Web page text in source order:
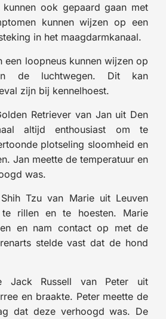
kunnen ook gepaard gaan met
kunnen wijzen op een
in het maagdarmkanaal.
een loopneus kunnen wijzen op
de luchtwegen. Dit kan
zijn bij kennelhoest.
Retriever van Jan uit Den
altijd enthousiast om te
plotseling sloomheid en
Jan meette de temperatuur en
was.
Tzu van Marie uit Leuven
rillen en te hoesten. Marie
en nam contact op met de
stelde vast dat de hond
Jack Russell van Peter uit
en braakte. Peter meette de
dat deze verhoogd was. De